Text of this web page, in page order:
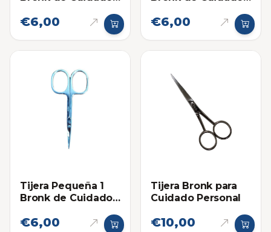
€6,00 €6,00
Tijera Pequeña 1
Bronk de Cuidado
€6,00
Tijera Bronk para
Cuidado Personal
€10,00